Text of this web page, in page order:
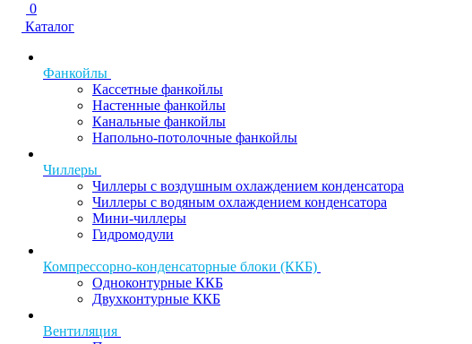
0
Каталог
Фанкойлы
Кассетные фанкойлы
Настенные фанкойлы
Канальные фанкойлы
Напольно-потолочные фанкойлы
Чиллеры
Чиллеры с воздушным охлаждением конденсатора
Чиллеры с водяным охлаждением конденсатора
Мини-чиллеры
Гидромодули
Компрессорно-конденсаторные блоки (ККБ)
Одноконтурные ККБ
Двухконтурные ККБ
Вентиляция